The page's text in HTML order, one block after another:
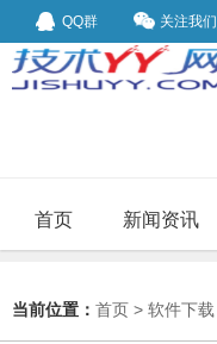
QQ群 关注我们
首页 新闻资讯
当前位置： 首页 > 软件下载